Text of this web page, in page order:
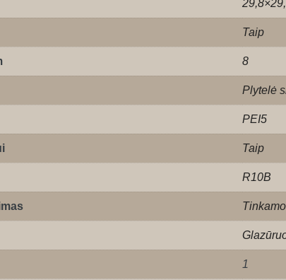
Taip
8
Plytelė
PEI5
Taip
R10B
1